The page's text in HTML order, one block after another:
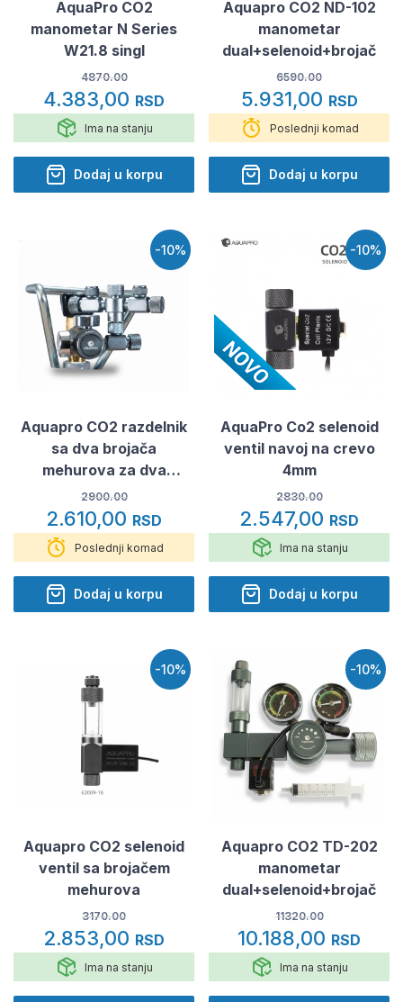
AquaPro CO2
manometar N Series
W21.8 singl
4870.00
4.383,00 RSD
Ima na stanju
Dodaj u korpu
Aquapro CO2 ND-102
manometar
dual+selenoid+brojač
6590.00
5.931,00 RSD
Poslednji komad
Dodaj u korpu
-10%
Aquapro CO2 razdelnik
sa dva brojača
mehurova za dva
akvarijuma
2900.00
2.610,00 RSD
Poslednji komad
Dodaj u korpu
-10%
AquaPro Co2 selenoid
ventil navoj na crevo
4mm
2830.00
2.547,00 RSD
Ima na stanju
Dodaj u korpu
-10%
Aquapro CO2 selenoid
ventil sa brojačem
mehurova
3170.00
2.853,00 RSD
Ima na stanju
-10%
Aquapro CO2 TD-202
manometar
dual+selenoid+brojač
11320.00
10.188,00 RSD
Ima na stanju